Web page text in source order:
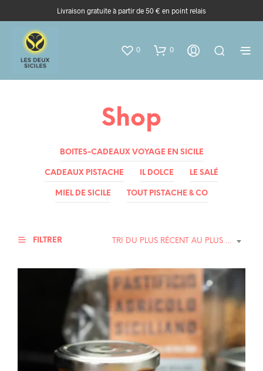
Livraison gratuite à partir de 50 € en point relais
0 0
Shop
BOITES-CADEAUX VOYAGE EN SICILE
CADEAUX PISTACHE IL DOLCE LE SALÉ
MIEL DE SICILE TOUT PISTACHE & CO
FILTRER TRI DU PLUS RÉCENT AU PLUS ANCIEN